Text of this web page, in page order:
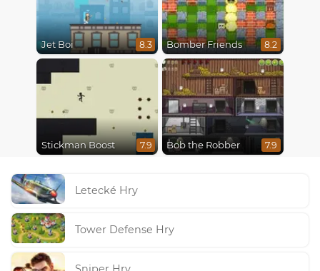
Jet Boi 8.3 Bomber Friends 8.2
Stickman Boost 7.9 Bob the Robber 7.9
Letecké Hry
Tower Defense Hry